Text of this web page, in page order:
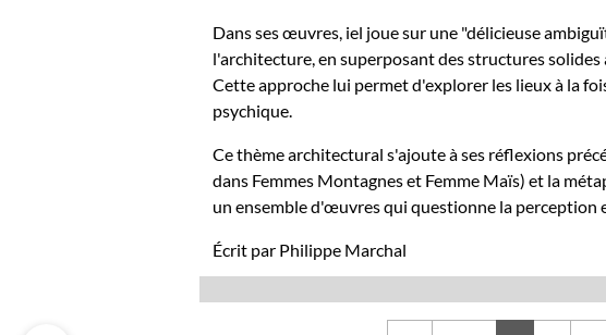
Dans ses œuvres, iel joue sur une "délicieuse
l'architecture, en superposant des structures
Cette approche lui permet d'explorer les lieux à la
psychique.
Ce thème architectural s'ajoute à ses réflexions
dans Femmes Montagnes et Femme Maïs) et la
un ensemble d'œuvres qui questionne la perception
Écrit par Philippe Marchal